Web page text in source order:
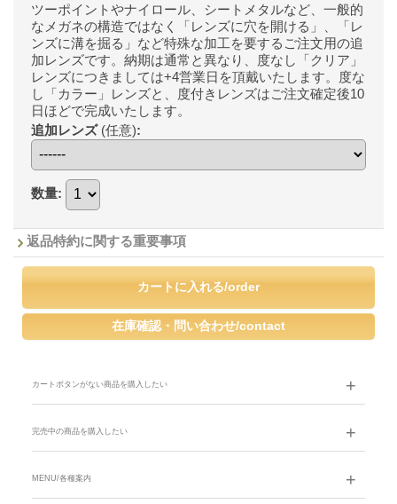
ツーポイントやナイロール、シートメタルなど、一般的
なメガネの構造ではなく「レンズに穴を開ける」、「レ
ンズに溝を掘る」など特殊な加工を要するご注文用の追
加レンズです。納期は通常と異なり、度なし「クリア」
レンズにつきましては+4営業日を頂戴いたします。度な
し「カラー」レンズと、度付きレンズはご注文確定後10
日ほどで完成いたします。
追加レンズ (任意):
数量:
返品特約に関する重要事項
カートボタンがない商品を購入したい
完売中の商品を購入したい
MENU/各種案内